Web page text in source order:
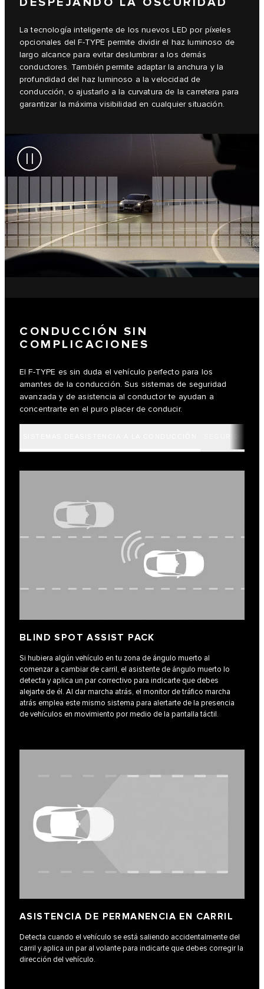
La tecnología inteligente de los nuevos LED por píxeles
opcionales del F-TYPE permite dividir el haz luminoso de
largo alcance para evitar deslumbrar a los demás
conductores. También permite adaptar la anchura y la
profundidad del haz luminoso a la velocidad de
conducción, o ajustarlo a la curvatura de la carretera para
garantizar la máxima visibilidad en cualquier situación.
CONDUCCIÓN SIN
COMPLICACIONES
El F-TYPE es sin duda el vehículo perfecto para los
amantes de la conducción. Sus sistemas de seguridad
avanzada y de asistencia al conductor te ayudan a
concentrarte en el puro placer de conducir.
BLIND SPOT ASSIST PACK
Si hubiera algún vehículo en tu zona de ángulo muerto al
comenzar a cambiar de carril, el asistente de ángulo muerto lo
detecta y aplica un par correctivo para indicarte que debes
alejarte de él. Al dar marcha atrás, el monitor de tráfico marcha
atrás emplea este mismo sistema para alertarte de la presencia
de vehículos en movimiento por medio de la pantalla táctil.
ASISTENCIA DE PERMANENCIA EN CARRIL
Detecta cuando el vehículo se está saliendo accidentalmente del
carril y aplica un par al volante para indicarte que debes corregir la
dirección del vehículo.